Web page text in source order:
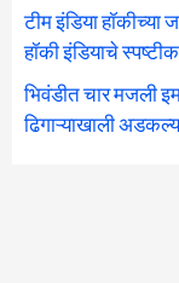
टीम इंडिया हॉकीच्या
हॉकी इंडियाचे
भिवंडीत चार मजली
ढिगाऱ्याखाली